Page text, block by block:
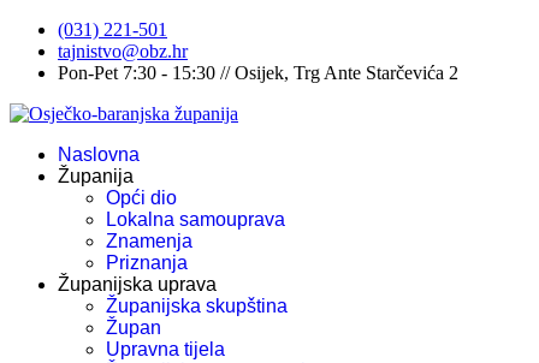
(031) 221-501
tajnistvo@obz.hr
Pon-Pet 7:30 - 15:30 // Osijek, Trg Ante Starčevića 2
Naslovna
Županija
Opći dio
Lokalna samouprava
Znamenja
Priznanja
Županijska uprava
Županijska skupština
Župan
Upravna tijela